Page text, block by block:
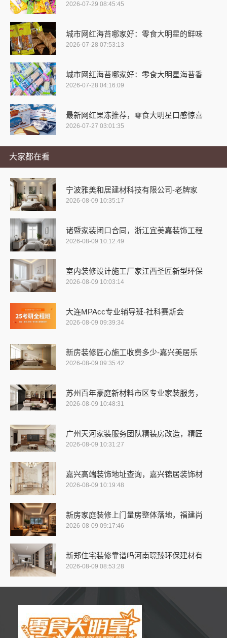
2026-07-29 08:45:45
城市网红海苔哪家好：零食大明星的鲜味
2026-07-28 07:53:13
城市网红海苔哪家好：零食大明星海苔香
2026-07-28 04:16:09
最新网红果冻推荐，零食大明星口感惊喜
2026-07-27 03:01:35
大家都在看
宁波雅美和居建材科技有限公司-老牌家
2026-08-09 10:35:17
诸暨家装闭口合同，浙江宜美嘉装饰工程
2026-08-09 10:12:49
室内装修设计施工厂家江西圣匠新型环保
2026-08-09 10:03:14
大连MPAcc专业辅导班-社科赛斯会
2026-08-09 09:39:34
新房装修匠心施工收费多少-嘉兴美居乐
2026-08-09 09:35:42
苏州百年豪庭新材料市区专业家装服务，
2026-08-09 10:48:31
广州天河家装服务团队精装房改造，精匠
2026-08-09 10:31:27
嘉兴高端装饰地址查询，嘉兴锦居装饰材
2026-08-09 10:19:48
新房家庭装修上门量房整体落地，福建尚
2026-08-09 09:17:46
新郑住宅装修靠谱吗河南璟臻环保建材有
2026-08-09 08:53:28